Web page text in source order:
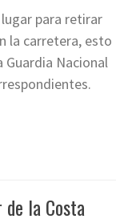
para retirar
la carretera, esto
Nacional
la Costa